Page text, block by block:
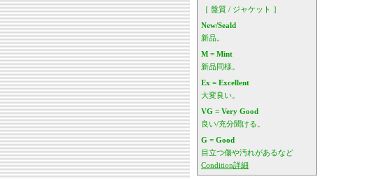
［ 盤質 / ジャケット ］
New/Seald
新品。
M = Mint
新品同様。
Ex = Excellent
大変良い。
VG = Very Good
良い/充分聞ける。
G = Good
目立つ傷や汚れがあるなど
Condition詳細